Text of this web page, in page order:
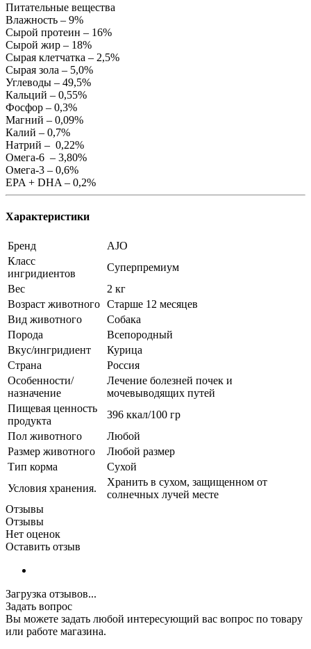
Питательные вещества
Влажность – 9%
Сырой протеин – 16%
Сырой жир – 18%
Сырая клетчатка – 2,5%
Сырая зола – 5,0%
Углеводы – 49,5%
Кальций – 0,55%
Фосфор – 0,3%
Магний – 0,09%
Калий – 0,7%
Натрий – 0,22%
Омега-6 – 3,80%
Омега-3 – 0,6%
EPA + DHA – 0,2%
Характеристики
Бренд
AJO
Класс
ингридиентов
Суперпремиум
Вес
2 кг
Возраст животного Старше 12 месяцев
Вид животного
Собака
Порода
Всепородный
Вкус/ингридиент
Курица
Страна
Россия
Особенности/
назначение
Лечение болезней почек и
мочевыводящих путей
Пищевая ценность
продукта
396 ккал/100 гр
Пол животного
Любой
Размер животного
Любой размер
Тип корма
Сухой
Условия хранения.
Хранить в сухом, защищенном от
солнечных лучей месте
Отзывы
Отзывы
Нет оценок
Оставить отзыв
Загрузка отзывов...
Задать вопрос
Вы можете задать любой интересующий вас вопрос по товару
или работе магазина.